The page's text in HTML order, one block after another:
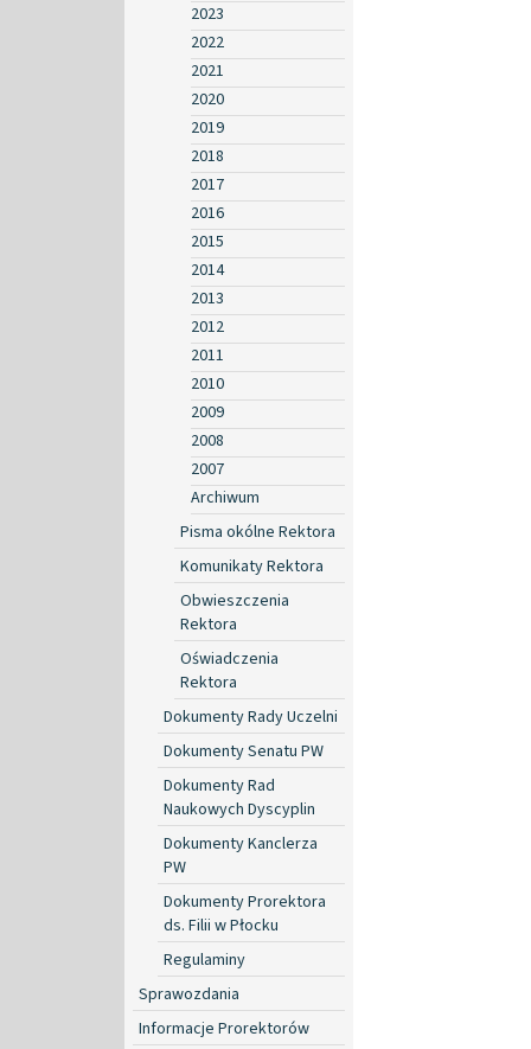
2023
2022
2021
2020
2019
2018
2017
2016
2015
2014
2013
2012
2011
2010
2009
2008
2007
Archiwum
Pisma okólne Rektora
Komunikaty Rektora
Obwieszczenia
Rektora
Oświadczenia
Rektora
Dokumenty Rady Uczelni
Dokumenty Senatu PW
Dokumenty Rad
Naukowych Dyscyplin
Dokumenty Kanclerza
PW
Dokumenty Prorektora
ds. Filii w Płocku
Regulaminy
Sprawozdania
Informacje Prorektorów